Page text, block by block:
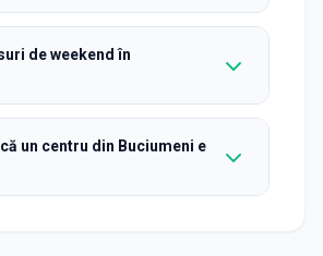
de weekend în
un centru din Buciumeni e